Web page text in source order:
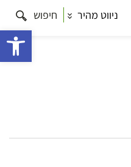
ניווט מהיר חיפוש